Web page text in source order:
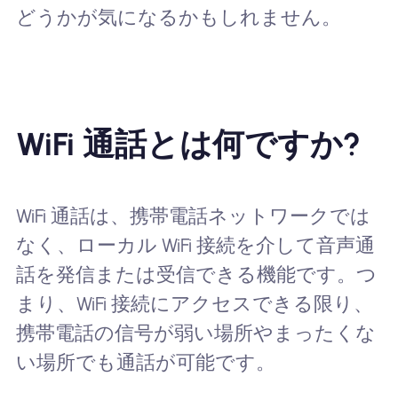
どうかが気になるかもしれません。
WiFi 通話とは何ですか?
WiFi 通話は、携帯電話ネットワークでは
なく、ローカル WiFi 接続を介して音声通
話を発信または受信できる機能です。つ
まり、WiFi 接続にアクセスできる限り、
携帯電話の信号が弱い場所やまったくな
い場所でも通話が可能です。